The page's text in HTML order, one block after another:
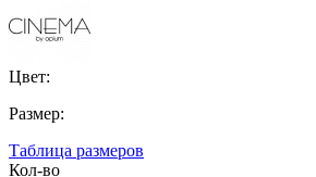
Цвет:
Размер:
Таблица размеров
Кол-во